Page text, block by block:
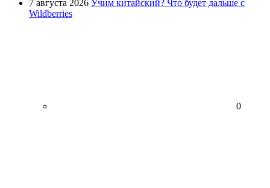
7 августа 2026 Учим китайский? Что будет дальше с
Wildberries
0